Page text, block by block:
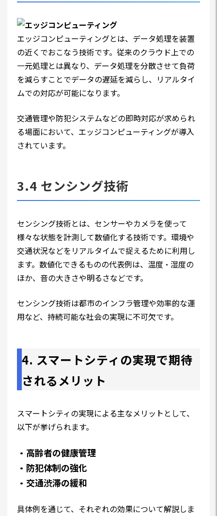
エッジコンピューティングとは、データ処理を装置
の近くでおこなう技術です。従来のクラウド上での
一元処理とは異なり、データ処理を分散させて負荷
を減らすことでデータの遅延を減らし、リアルタイ
ムでの対応が可能になります。
交通管理や防犯システムなどの即時対応が求められ
る場面において、エッジコンピューティングが導入
されています。
3.4 センシング技術
センシング技術とは、センサーやカメラを使って
様々な状態を計測して数値化する技術です。環境や
交通状況などをリアルタイムで捉えるために利用し
ます。数値化できるものの代表例は、温度・湿度の
ほか、音の大きさや明るさなどです。
センシング技術は都市のインフラ管理や効率的な運
用など、持続可能な社会の実現に不可欠です。
4. スマートシティの実現で期待
されるメリット
スマートシティの実現による主なメリットとして、
以下が挙げられます。
・高齢者の健康管理
・防犯体制の強化
・交通渋滞の緩和
具体例を通じて、それぞれの効果について解説しま